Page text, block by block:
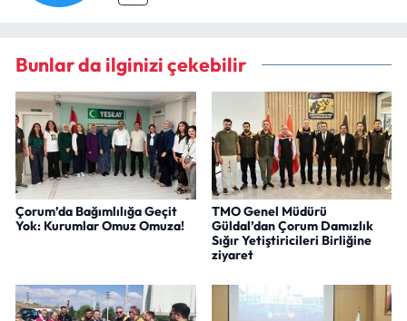
Bunlar da ilginizi çekebilir
Çorum’da Bağımlılığa Geçit
Yok: Kurumlar Omuz Omuza!
TMO Genel Müdürü
Güldal’dan Çorum Damızlık
Sığır Yetiştiricileri Birliğine
ziyaret